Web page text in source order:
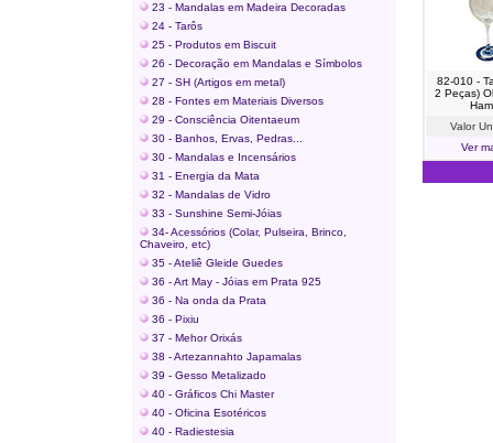
23 - Mandalas em Madeira Decoradas
24 - Tarôs
25 - Produtos em Biscuit
26 - Decoração em Mandalas e Símbolos
27 - SH (Artigos em metal)
28 - Fontes em Materiais Diversos
29 - Consciência Oitentaeum
30 - Banhos, Ervas, Pedras...
30 - Mandalas e Incensários
31 - Energia da Mata
32 - Mandalas de Vidro
33 - Sunshine Semi-Jóias
34- Acessórios (Colar, Pulseira, Brinco,
Chaveiro, etc)
35 - Ateliê Gleide Guedes
36 - Art May - Jóias em Prata 925
36 - Na onda da Prata
36 - Pixiu
37 - Mehor Orixás
38 - Artezannahto Japamalas
39 - Gesso Metalizado
40 - Gráficos Chi Master
40 - Oficina Esotéricos
40 - Radiestesia
82-010 -
2 Peças)
Valor
Ver